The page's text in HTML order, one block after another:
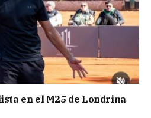
en el M25 de Londrina